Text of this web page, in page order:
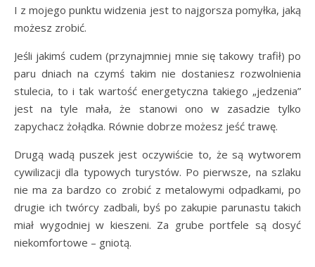
I z mojego punktu widzenia jest to najgorsza pomyłka, jaką
możesz zrobić.
Jeśli jakimś cudem (przynajmniej mnie się takowy trafił) po
paru dniach na czymś takim nie dostaniesz rozwolnienia
stulecia, to i tak wartość energetyczna takiego „jedzenia”
jest na tyle mała, że stanowi ono w zasadzie tylko
zapychacz żołądka. Równie dobrze możesz jeść trawę.
Drugą wadą puszek jest oczywiście to, że są wytworem
cywilizacji dla typowych turystów. Po pierwsze, na szlaku
nie ma za bardzo co zrobić z metalowymi odpadkami, po
drugie ich twórcy zadbali, byś po zakupie parunastu takich
miał wygodniej w kieszeni. Za grube portfele są dosyć
niekomfortowe – gniotą.